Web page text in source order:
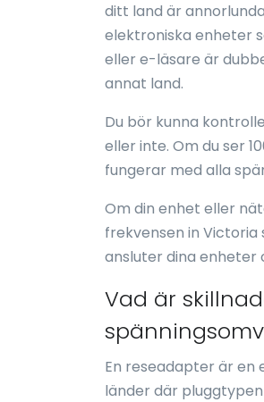
ditt land är
elektroniska enheter
eller e-läsare är
annat land.
Du bör kunna
eller inte. Om du ser
fungerar med alla
Om din enhet eller
frekvensen in Victoria
ansluter dina
Vad är
En reseadapter är en
länder där